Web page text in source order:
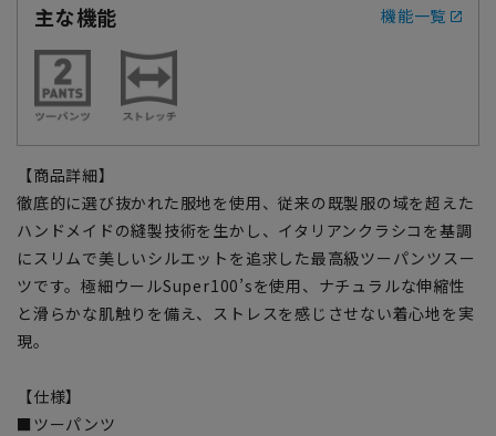
主な機能
機能一覧
【商品詳細】
徹底的に選び抜かれた服地を使用、従来の既製服の域を超えた
ハンドメイドの縫製技術を生かし、イタリアンクラシコを基調
にスリムで美しいシルエットを追求した最高級ツーパンツスー
ツです。極細ウールSuper100’sを使用、ナチュラルな伸縮性
と滑らかな肌触りを備え、ストレスを感じさせない着心地を実
現。
【仕様】
■ツーパンツ